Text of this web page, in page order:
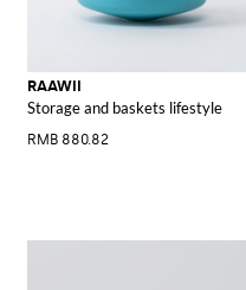
RAAWII
Storage and baskets lifestyle
RMB 880.82